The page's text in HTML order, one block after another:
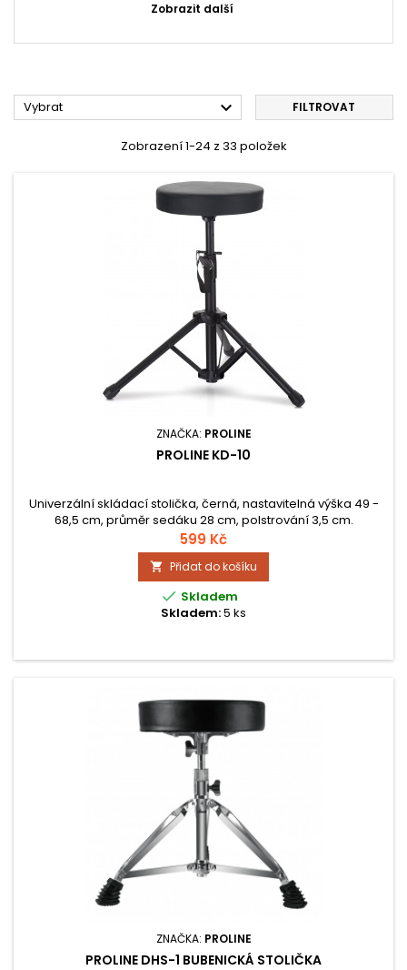
Zobrazit další
Vybrat  FILTROVAT
Zobrazení 1-24 z 33 položek
ZNAČKA: PROLINE
PROLINE KD-10
Univerzální skládací stolička, černá, nastavitelná výška 49 -
68,5 cm, průměr sedáku 28 cm, polstrování 3,5 cm.
599 Kč
 Přidat do košíku
 Skladem
Skladem:5 ks
ZNAČKA: PROLINE
PROLINE DHS-1 BUBENICKÁ STOLIČKA